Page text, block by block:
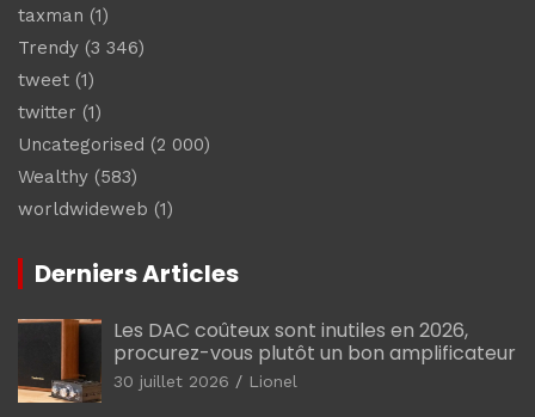
taxman (1)
Trendy (3 346)
tweet (1)
twitter (1)
Uncategorised (2 000)
Wealthy (583)
worldwideweb (1)
Derniers Articles
Les DAC coûteux sont inutiles en 2026,
procurez-vous plutôt un bon amplificateur
30 juillet 2026 Lionel